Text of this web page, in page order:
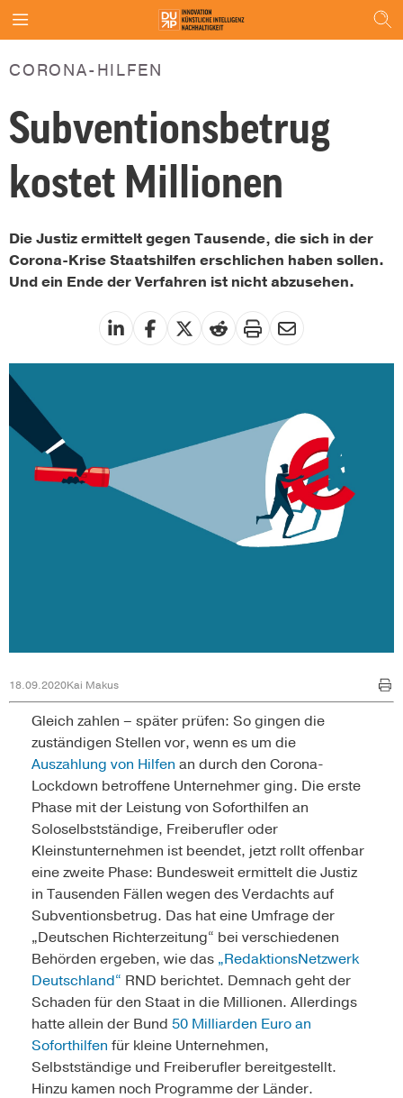
CORONA-HILFEN
Subventionsbetrug
kostet Millionen
Die Justiz ermittelt gegen Tausende, die sich in der
Corona-Krise Staatshilfen erschlichen haben sollen.
Und ein Ende der Verfahren ist nicht abzusehen.
18.09.2020Kai Makus
Gleich zahlen – später prüfen: So gingen die
zuständigen Stellen vor, wenn es um die
Auszahlung von Hilfen an durch den Corona-
Lockdown betroffene Unternehmer ging. Die erste
Phase mit der Leistung von Soforthilfen an
Soloselbstständige, Freiberufler oder
Kleinstunternehmen ist beendet, jetzt rollt offenbar
eine zweite Phase: Bundesweit ermittelt die Justiz
in Tausenden Fällen wegen des Verdachts auf
Subventionsbetrug. Das hat eine Umfrage der
„Deutschen Richterzeitung“ bei verschiedenen
Behörden ergeben, wie das „RedaktionsNetzwerk
Deutschland“ RND berichtet. Demnach geht der
Schaden für den Staat in die Millionen. Allerdings
hatte allein der Bund 50 Milliarden Euro an
Soforthilfen für kleine Unternehmen,
Selbstständige und Freiberufler bereitgestellt.
Hinzu kamen noch Programme der Länder.